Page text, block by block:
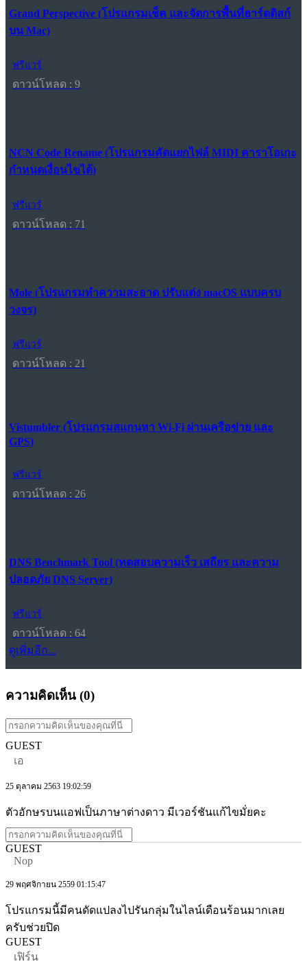
Grand Perspective (โปรแกรมเช็ค และจัดการพื้นที่ฮาร์ดดิสก์
บน Mac)
ฟรีแวร์
ดาวน์โหลด : 9
NCN Code Rename (โปรแกรมคัดแยกไฟล์ MIDI คาราโอเกะ
กำหนดเงื่อนไขได้)
ฟรีแวร์
ดาวน์โหลด : 71
Mole (โปรแกรมทำความสะอาด ปรับแต่ง macOS แบบครบ
วงจร)
ฟรีแวร์
ดาวน์โหลด : 21
Vistumbler (โปรแกรมสแกนหา Wi-Fi ผ่านเครือข่าย และ
GPS)
ฟรีแวร์
ดาวน์โหลด : 26
DNS Benchmark Tool (ทดสอบความเร็ว เสถียร และความ
ปลอดภัย DNS Server)
ฟรีแวร์
ดาวน์โหลด : 64
ดูเพิ่มอีก...
ความคิดเห็น (0)
GUEST
เอ
25 ตุลาคม 2563 19:02:59
ตัวอักษรบนแอฟเป็นภาษาต่างดาว มีเวอร์ชันแก้ไขมัํยคะ
GUEST
Nop
29 พฤศจิกายน 2559 01:15:47
โปรแกรมนี้มีคนดัดแปลงไปรันกลุ่มในไลน์เดือนร้อนมากเลย
ครับช่วยปิด
GUEST
เฟิร์น